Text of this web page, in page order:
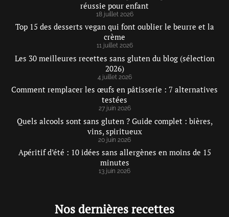
réussie pour enfant
18 juillet 2026
Top 15 des desserts vegan qui font oublier le beurre et la
crème
11 juillet 2026
Les 30 meilleures recettes sans gluten du blog (sélection
2026)
4 juillet 2026
Comment remplacer les œufs en pâtisserie : 7 alternatives
testées
27 juin 2026
Quels alcools sont sans gluten ? Guide complet : bières,
vins, spiritueux
20 juin 2026
Apéritif d’été : 10 idées sans allergènes en moins de 15
minutes
13 juin 2026
Nos dernières recettes